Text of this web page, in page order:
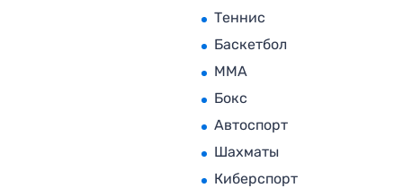
Теннис
Баскетбол
MMA
Бокс
Автоспорт
Шахматы
Киберспорт